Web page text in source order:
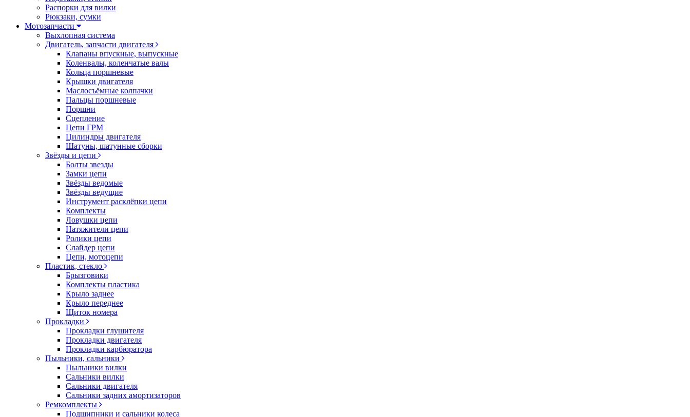
Распорки для вилки
Рюкзаки, сумки
Мотозапчасти
Выхлопная система
Двигатель, запчасти двигателя
Клапаны впускные, выпускные
Коленвалы, коленчатые валы
Кольца поршневые
Крышки двигателя
Маслосъёмные колпачки
Пальцы поршневые
Поршни
Сцепление
Цепи ГРМ
Цилиндры двигателя
Шатуны, шатунные сборки
Звёзды и цепи
Болты звезды
Замки цепи
Звёзды ведомые
Звёзды ведущие
Инструмент расклёпки цепи
Комплекты
Ловушки цепи
Натяжители цепи
Ролики цепи
Слайдер цепи
Цепи, мотоцепи
Пластик, стекло
Брызговики
Комплекты пластика
Крыло заднее
Крыло переднее
Щиток номера
Прокладки
Прокладки глушителя
Прокладки двигателя
Прокладки карбюратора
Пыльники, сальники
Пыльники вилки
Сальники вилки
Сальники двигателя
Сальники задних амортизаторов
Ремкомплекты
Подшипники и сальники колеса